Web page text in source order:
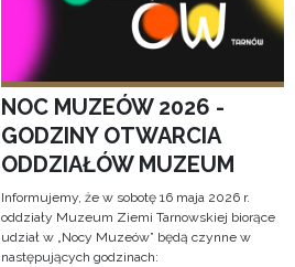
NOC MUZEÓW 2026 -
GODZINY OTWARCIA
ODDZIAŁÓW MUZEUM
Informujemy, że w sobotę 16 maja 2026 r.
oddziały Muzeum Ziemi Tarnowskiej biorące
udział w „Nocy Muzeów” będą czynne w
następujących godzinach: